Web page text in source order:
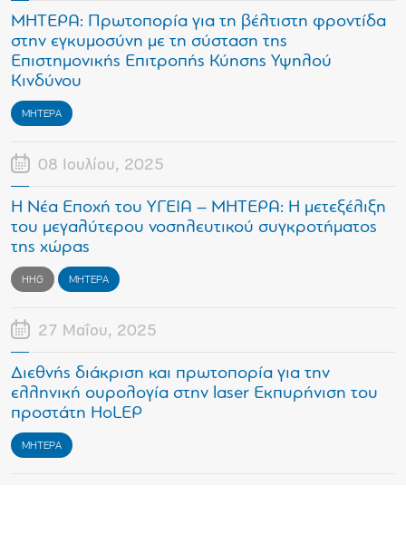
ΜΗΤΕΡΑ: Πρωτοπορία για τη βέλτιστη φροντίδα
στην εγκυμοσύνη με τη σύσταση της
Επιστημονικής Επιτροπής Κύησης Υψηλού
Κινδύνου
ΜΗΤΕΡΑ
08 Ιουλίου, 2025
Η Νέα Εποχή του ΥΓΕΙΑ – ΜΗΤΕΡΑ: Η μετεξέλιξη
του μεγαλύτερου νοσηλευτικού συγκροτήματος
της χώρας
HHG ΜΗΤΕΡΑ
27 Μαΐου, 2025
Διεθνής διάκριση και πρωτοπορία για την
ελληνική ουρολογία στην laser Εκπυρήνιση του
προστάτη ΗoLEP
ΜΗΤΕΡΑ